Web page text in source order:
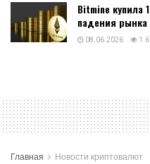
Bitmine купила
падения рынка
08.06.2026
Главная Новости криптовалют